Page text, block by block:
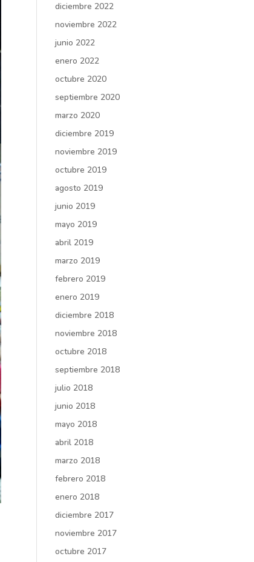
diciembre 2022
noviembre 2022
junio 2022
enero 2022
octubre 2020
septiembre 2020
marzo 2020
diciembre 2019
noviembre 2019
octubre 2019
agosto 2019
junio 2019
mayo 2019
abril 2019
marzo 2019
febrero 2019
enero 2019
diciembre 2018
noviembre 2018
octubre 2018
septiembre 2018
julio 2018
junio 2018
mayo 2018
abril 2018
marzo 2018
febrero 2018
enero 2018
diciembre 2017
noviembre 2017
octubre 2017